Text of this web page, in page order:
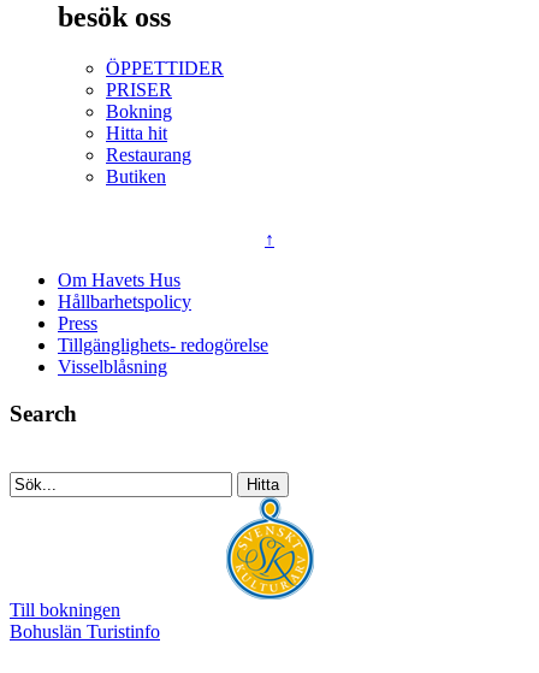
besök oss
ÖPPETTIDER
PRISER
Bokning
Hitta hit
Restaurang
Butiken
↑
Om Havets Hus
Hållbarhetspolicy
Press
Tillgänglighets- redogörelse
Visselblåsning
Search
Till bokningen
Bohuslän Turistinfo